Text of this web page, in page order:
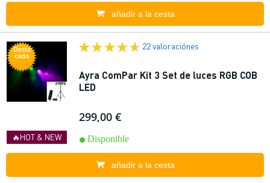
añadir a la cesta
Desta
cado
🔥HOT & NEW
22 valoraciónes
Ayra ComPar Kit 3 Set de luces RGB COB
LED
299,00 €
Disponible
añadir a la cesta